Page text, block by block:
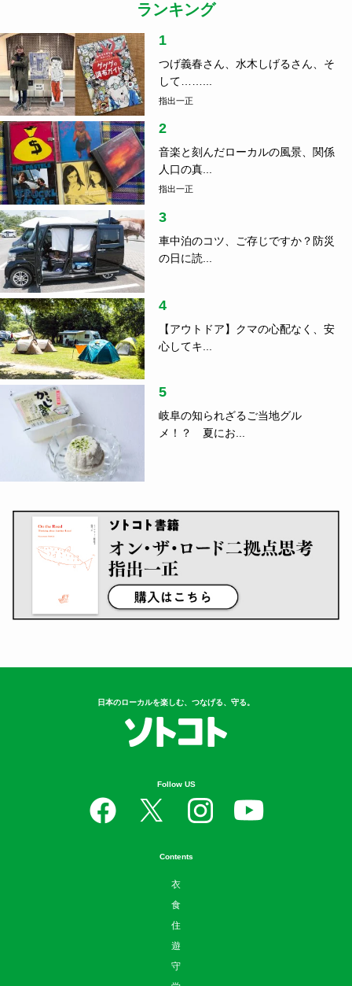
ランキング
1
つげ義春さん、水木しげるさん、そ
して……...
指出一正
2
音楽と刻んだローカルの風景、関係
人口の真...
指出一正
3
車中泊のコツ、ご存じですか？防災
の日に読...
4
【アウトドア】クマの心配なく、安
心してキ...
5
岐阜の知られざるご当地グル
メ！？ 夏にお...
日本のローカルを楽しむ、つなげる、守る。
Follow US
Contents
衣
食
住
遊
守